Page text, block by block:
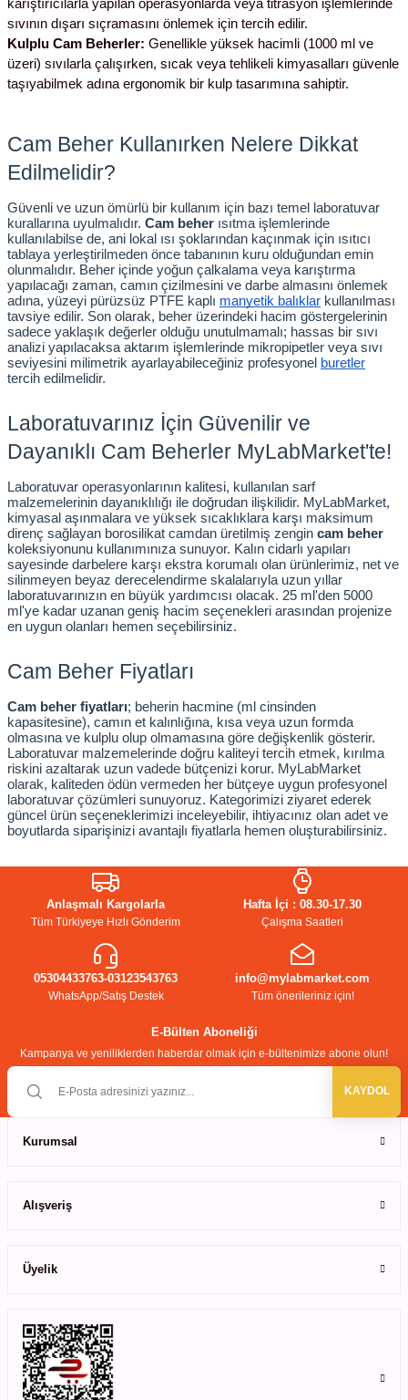
karıştırıcılarla yapılan operasyonlarda veya titrasyon işlemlerinde
sıvının dışarı sıçramasını önlemek için tercih edilir.
Kulplu Cam Beherler: Genellikle yüksek hacimli (1000 ml ve
üzeri) sıvılarla çalışırken, sıcak veya tehlikeli kimyasalları güvenle
taşıyabilmek adına ergonomik bir kulp tasarımına sahiptir.
Cam Beher Kullanırken Nelere Dikkat
Edilmelidir?
Güvenli ve uzun ömürlü bir kullanım için bazı temel laboratuvar
kurallarına uyulmalıdır. Cam beher ısıtma işlemlerinde
kullanılabilse de, ani lokal ısı şoklarından kaçınmak için ısıtıcı
tablaya yerleştirilmeden önce tabanının kuru olduğundan emin
olunmalıdır. Beher içinde yoğun çalkalama veya karıştırma
yapılacağı zaman, camın çizilmesini ve darbe almasını önlemek
adına, yüzeyi pürüzsüz PTFE kaplı manyetik balıklar kullanılması
tavsiye edilir. Son olarak, beher üzerindeki hacim göstergelerinin
sadece yaklaşık değerler olduğu unutulmamalı; hassas bir sıvı
analizi yapılacaksa aktarım işlemlerinde mikropipetler veya sıvı
seviyesini milimetrik ayarlayabileceğiniz profesyonel buretler
tercih edilmelidir.
Laboratuvarınız İçin Güvenilir ve
Dayanıklı Cam Beherler MyLabMarket'te!
Laboratuvar operasyonlarının kalitesi, kullanılan sarf
malzemelerinin dayanıklılığı ile doğrudan ilişkilidir. MyLabMarket,
kimyasal aşınmalara ve yüksek sıcaklıklara karşı maksimum
direnç sağlayan borosilikat camdan üretilmiş zengin cam beher
koleksiyonunu kullanımınıza sunuyor. Kalın cidarlı yapıları
sayesinde darbelere karşı ekstra korumalı olan ürünlerimiz, net ve
silinmeyen beyaz derecelendirme skalalarıyla uzun yıllar
laboratuvarınızın en büyük yardımcısı olacak. 25 ml'den 5000
ml'ye kadar uzanan geniş hacim seçenekleri arasından projenize
en uygun olanları hemen seçebilirsiniz.
Cam Beher Fiyatları
Cam beher fiyatları; beherin hacmine (ml cinsinden
kapasitesine), camın et kalınlığına, kısa veya uzun formda
olmasına ve kulplu olup olmamasına göre değişkenlik gösterir.
Laboratuvar malzemelerinde doğru kaliteyi tercih etmek, kırılma
riskini azaltarak uzun vadede bütçenizi korur. MyLabMarket
olarak, kaliteden ödün vermeden her bütçeye uygun profesyonel
laboratuvar çözümleri sunuyoruz. Kategorimizi ziyaret ederek
güncel ürün seçeneklerimizi inceleyebilir, ihtiyacınız olan adet ve
boyutlarda siparişinizi avantajlı fiyatlarla hemen oluşturabilirsiniz.
Anlaşmalı Kargolarla
Tüm Türkiyeye Hızlı Gönderim
Hafta İçi : 08.30-17.30
Çalışma Saatleri
05304433763-03123543763
WhatsApp/Satış Destek
info@mylabmarket.com
Tüm önerileriniz için!
E-Bülten Aboneliği
Kampanya ve yeniliklerden haberdar olmak için e-bültenimize abone olun!
KAYDOL
Kurumsal
Alışveriş
Üyelik